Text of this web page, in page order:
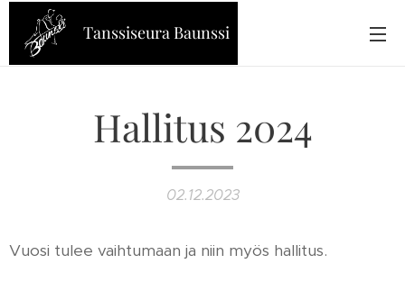
Tanssiseura Baunssi
Hallitus 2024
02.12.2023
Vuosi tulee vaihtumaan ja niin myös hallitus.